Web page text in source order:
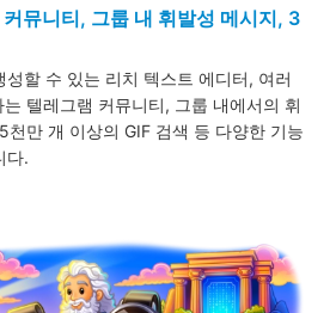
뮤니티, 그룹 내 휘발성 메시지, 3
할 수 있는 리치 텍스트 에디터, 여러
텔레그램 커뮤니티, 그룹 내에서의 휘
천만 개 이상의 GIF 검색 등 다양한 기능
다.